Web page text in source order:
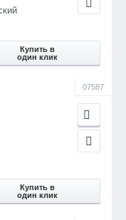
Купить в
один клик
07587
Купить в
один клик